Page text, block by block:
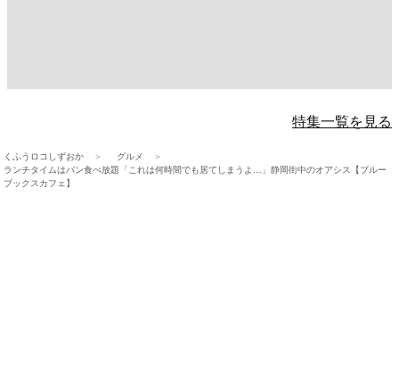
特集一覧を見る
くふうロコしずおか
グルメ
ランチタイムはパン食べ放題「これは何時間でも居てしまうよ…」静岡街中のオアシス【ブルー
ブックスカフェ】